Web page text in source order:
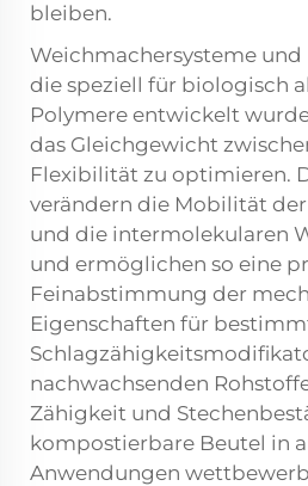
bleiben.
Weichmachersysteme
die speziell für biologisch
Polymere entwickelt
das Gleichgewicht
Flexibilität zu optimieren.
verändern die Mobilität
und die intermolekularen
und ermöglichen so eine
Feinabstimmung der
Eigenschaften für
nachwachsenden
Zähigkeit und
kompostierbare Beutel in
Anwendungen